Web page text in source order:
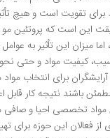
برای تقویت است و هیچ
این است که پروتئین مو
اما میزان این تأثیر به
کیفیت مواد و حتی نحوه
برای انتخاب
باشند نتیجه کار قابل
مواد تخصصی احیا و صافی
فعالان این حوزه برای